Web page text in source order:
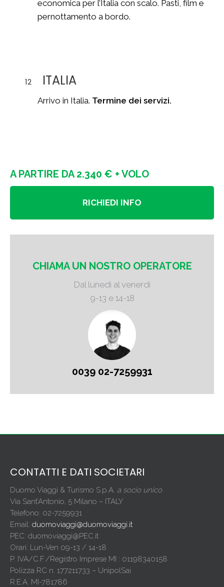
economica per l’Italia con scalo. Pasti, film e
pernottamento a bordo.
12 ITALIA
Arrivo in Italia. Termine dei servizi.
A PARTIRE DA 2.340 € + VOLO
RICHIEDI INFO
CHIAMA UN NOSTRO OPERATORE
Dal lunedì al venerdì
9-13 e 14-18
0039 02-7259931
CONTATTI E DATI SOCIETARI
Duomo Viaggi & Turismo S.p.A. a socio unico
Via Sant’Antonio, 5 Milano – ITALY
Telefono: 02-7259931
Email: duomoviaggi@duomoviaggi.it
PEC: duomoviaggi@PEC.it
Orari: Lun-Ven 09-13 / 14-18
P. IVA/C.F./Registro Imprese MI : 01198340158
Polizza RC n. 177211733 – UnipolSai
R.E.A. MI-781786